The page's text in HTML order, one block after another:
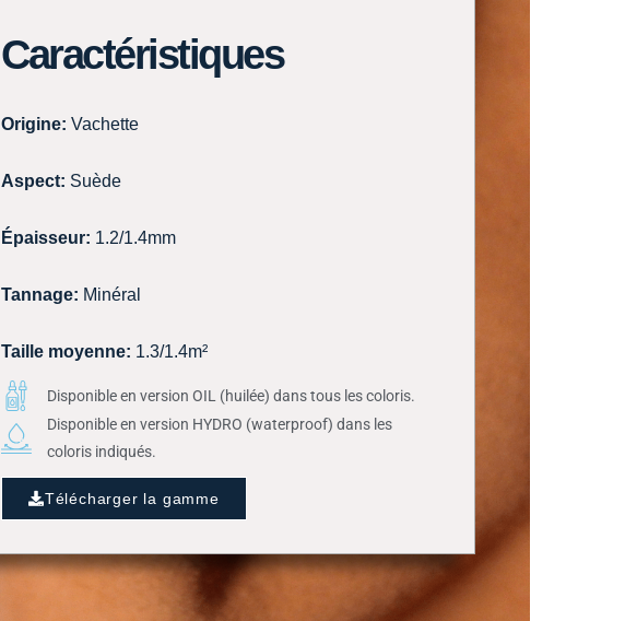
Caractéristiques
Origine: Vachette
Aspect: Suède
Épaisseur: 1.2/1.4mm
Tannage: Minéral
Taille moyenne: 1.3/1.4m²
Disponible en version OIL (huilée) dans tous les coloris.
Disponible en version HYDRO (waterproof) dans les
coloris indiqués.
Télécharger la gamme